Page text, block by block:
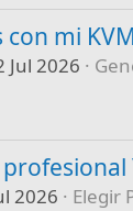
mi KVM
Jul 2026
2026 Elegir